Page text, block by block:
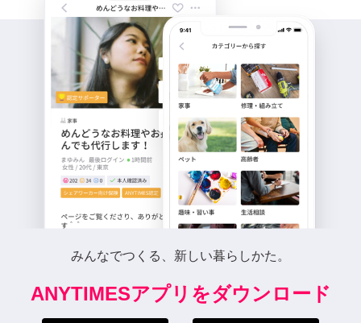
みんなでつくる、新しい暮らしかた。
ANYTIMESアプリをダウンロード